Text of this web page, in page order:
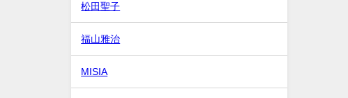
松田聖子
福山雅治
MISIA